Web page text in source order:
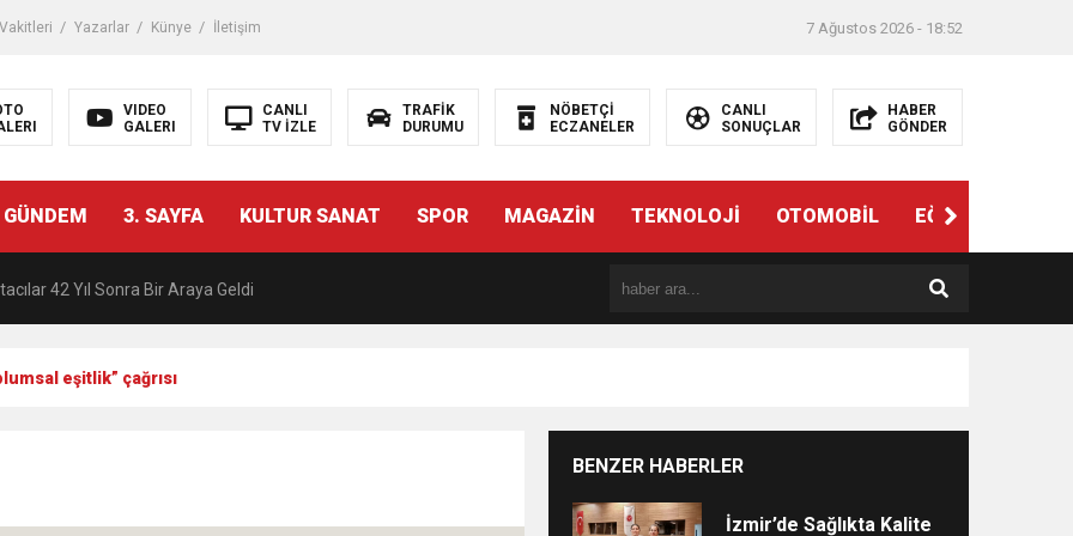
Yazarlar Künye İletişim 7 Ağustos 2026 - 18:52
VIDEO
GALERI
CANLI
TV İZLE
TRAFİK
DURUMU
NÖBETÇİ
ECZANELER
CANLI
SONUÇLAR
HABER
GÖNDER
3. SAYFA KULTUR SANAT SPOR MAGAZİN TEKNOLOJİ OTOMOBİL EĞİTİM
Tanıdığı İsim: Abdulrezak Kaldan Torbalı Yolunda
42 Yıl Sonra Bir Araya Geldi
eşitlik” çağrısı
BENZER HABERLER
İzmir’de Sağlıkta Kalite